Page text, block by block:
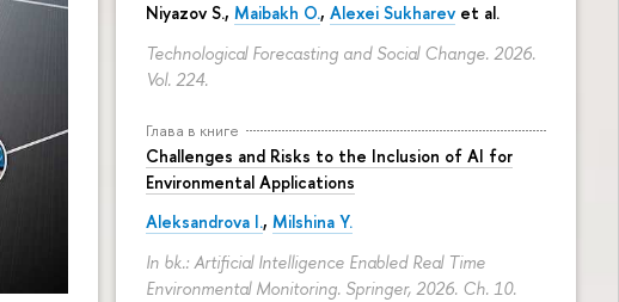
Niyazov S., Maibakh O., Alexei Sukharev et al.
Technological Forecasting and Social Change. 2026.
Vol. 224.
Глава в книге
Challenges and Risks to the Inclusion of AI for
Environmental Applications
Aleksandrova I., Milshina Y.
In bk.: Artificial Intelligence Enabled Real Time
Environmental Monitoring. Springer, 2026. Ch. 10.